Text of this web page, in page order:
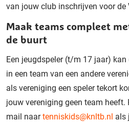
van jouw club inschrijven voor
Maak teams compleet
de buurt
Een jeugdspeler (t/m 17 jaar)
in een team van een andere
als vereniging een speler tekort
jouw vereniging geen team heeft.
mail naartenniskids@knltb.nl als